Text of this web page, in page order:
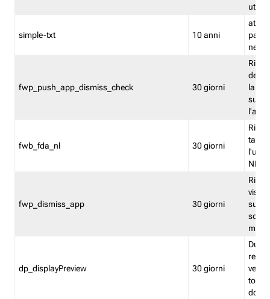
simple-txt 10 anni
attiva
fwp_push_app_dismiss_check 30 giorni
la
fwb_fda_nl 30 giorni
NL
fwp_dismiss_app 30 giorni
visto
dp_displayPreview 30 giorni
torna
dopo